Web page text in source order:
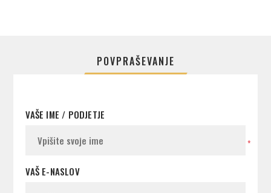
POVPRAŠEVANJE
VAŠE IME / PODJETJE
*
VAŠ E-NASLOV